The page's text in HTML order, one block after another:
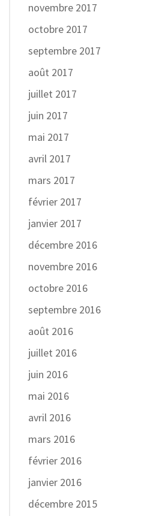
novembre 2017
octobre 2017
septembre 2017
août 2017
juillet 2017
juin 2017
mai 2017
avril 2017
mars 2017
février 2017
janvier 2017
décembre 2016
novembre 2016
octobre 2016
septembre 2016
août 2016
juillet 2016
juin 2016
mai 2016
avril 2016
mars 2016
février 2016
janvier 2016
décembre 2015